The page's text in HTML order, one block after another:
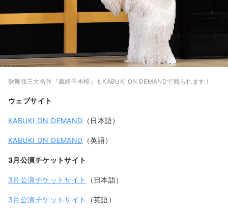
歌舞伎三大名作『義経千本桜』もKABUKI ON DEMANDで観られます！
ウェブサイト
KABUKI ON DEMAND （日本語）
KABUKI ON DEMAND （英語）
3月公演チケットサイト
3月公演チケットサイト （日本語）
3月公演チケットサイト （英語）